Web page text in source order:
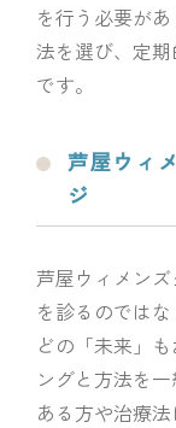
を行う必要が
法を選び、定
です。
芦屋ウィ
ジ
芦屋ウィメン
を診るのでは
どの「未来」
ングと方法を
ある方や治療